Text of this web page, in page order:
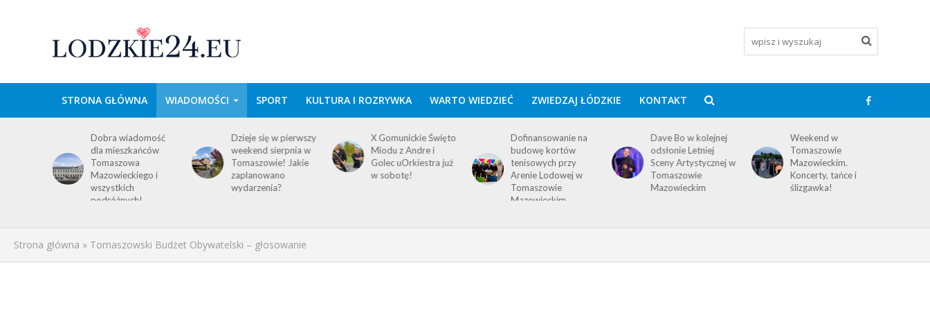
STRONA GŁÓWNA WIADOMOŚCI SPORT KULTURA I ROZRYWKA WARTO WIEDZIEĆ ZWIEDZAJ ŁÓDZKIE KONTAKT
Dobra wiadomość
dla mieszkańców
Tomaszowa
Mazowieckiego i
wszystkich
podróżnych!
Dzieje się w pierwszy
weekend sierpnia w
Tomaszowie! Jakie
zaplanowano
wydarzenia?
X Gomunickie Święto
Miodu z Andre i
Golec uOrkiestra już
w sobotę!
Dofinansowanie na
budowę kortów
tenisowych przy
Arenie Lodowej w
Tomaszowie
Mazowieckim
Dave Bo w kolejnej
odsłonie Letniej
Sceny Artystycznej w
Tomaszowie
Mazowieckim
Weekend w
Tomaszowie
Mazowieckim.
Koncerty, tańce i
ślizgawka!
Strona główna » Tomaszowski Budżet Obywatelski – głosowanie